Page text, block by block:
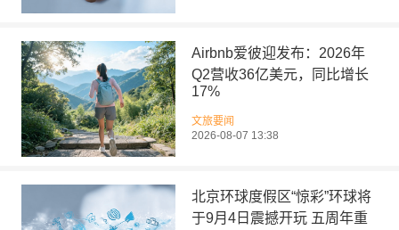
Airbnb爱彼迎发布：2026年
Q2营收36亿美元，同比增长
17%
文旅要闻
2026-08-07 13:38
北京环球度假区“惊彩”环球将
于9月4日震撼开玩 五周年重